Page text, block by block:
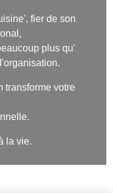
fier de son
plus qu'
transforme votre
la vie.